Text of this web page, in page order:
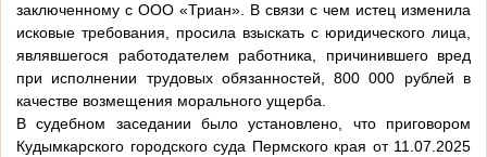
заключенному с ООО «Триан». В связи с чем истец изменила
исковые требования, просила взыскать с юридического лица,
являвшегося работодателем работника, причинившего вред
при исполнении трудовых обязанностей, 800 000 рублей в
качестве возмещения морального ущерба.
В судебном заседании было установлено, что приговором
Кудымкарского городского суда Пермского края от 11.07.2025